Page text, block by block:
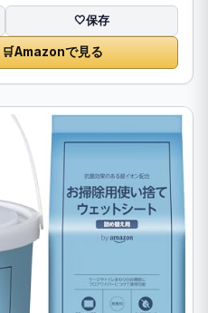
🤍保存
🛒Amazonで見る